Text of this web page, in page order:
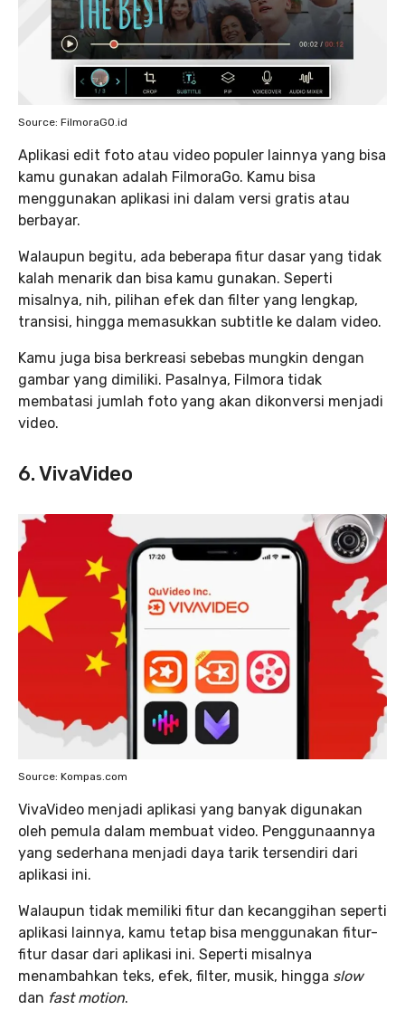
Source: FilmoraGO.id
Aplikasi edit foto atau video populer lainnya yang bisa
kamu gunakan adalah FilmoraGo. Kamu bisa
menggunakan aplikasi ini dalam versi gratis atau
berbayar.
Walaupun begitu, ada beberapa fitur dasar yang tidak
kalah menarik dan bisa kamu gunakan. Seperti
misalnya, nih, pilihan efek dan filter yang lengkap,
transisi, hingga memasukkan subtitle ke dalam video.
Kamu juga bisa berkreasi sebebas mungkin dengan
gambar yang dimiliki. Pasalnya, Filmora tidak
membatasi jumlah foto yang akan dikonversi menjadi
video.
6. VivaVideo
Source: Kompas.com
VivaVideo menjadi aplikasi yang banyak digunakan
oleh pemula dalam membuat video. Penggunaannya
yang sederhana menjadi daya tarik tersendiri dari
aplikasi ini.
Walaupun tidak memiliki fitur dan kecanggihan seperti
aplikasi lainnya, kamu tetap bisa menggunakan fitur-
fitur dasar dari aplikasi ini. Seperti misalnya
menambahkan teks, efek, filter, musik, hingga slow
dan fast motion.